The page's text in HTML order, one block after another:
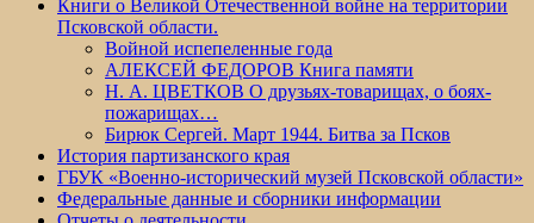
Книги о Великой Отечественной войне на территории
Псковской области.
Войной испепеленные года
АЛЕКСЕЙ ФЕДОРОВ Книга памяти
Н. А. ЦВЕТКОВ О друзьях-товарищах, о боях-
пожарищах…
Бирюк Сергей. Март 1944. Битва за Псков
История партизанского края
ГБУК «Военно-исторический музей Псковской области»
Федеральные данные и сборники информации